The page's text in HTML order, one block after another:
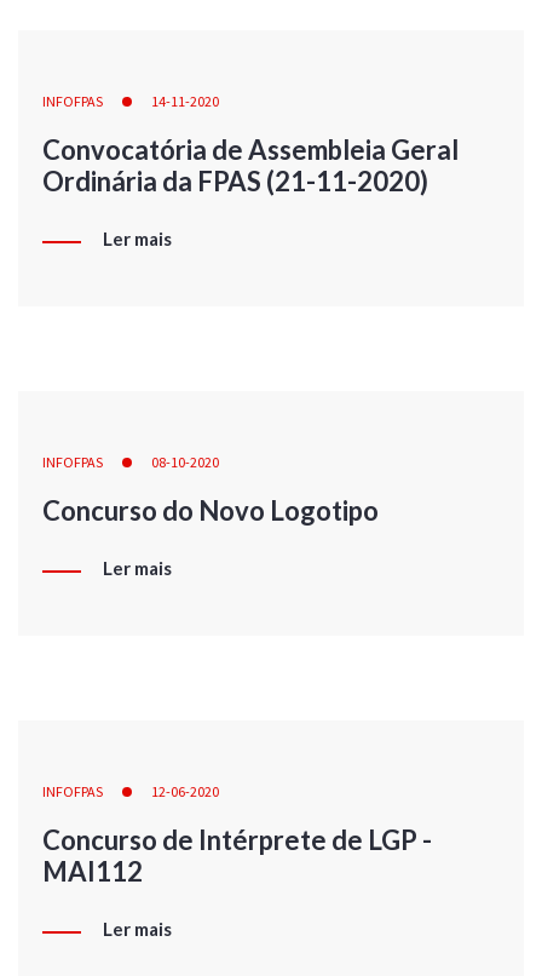
INFOFPAS 14-11-2020
Convocatória de Assembleia Geral
Ordinária da FPAS (21-11-2020)
Ler mais
INFOFPAS 08-10-2020
Concurso do Novo Logotipo
Ler mais
INFOFPAS 12-06-2020
Concurso de Intérprete de LGP -
MAI112
Ler mais